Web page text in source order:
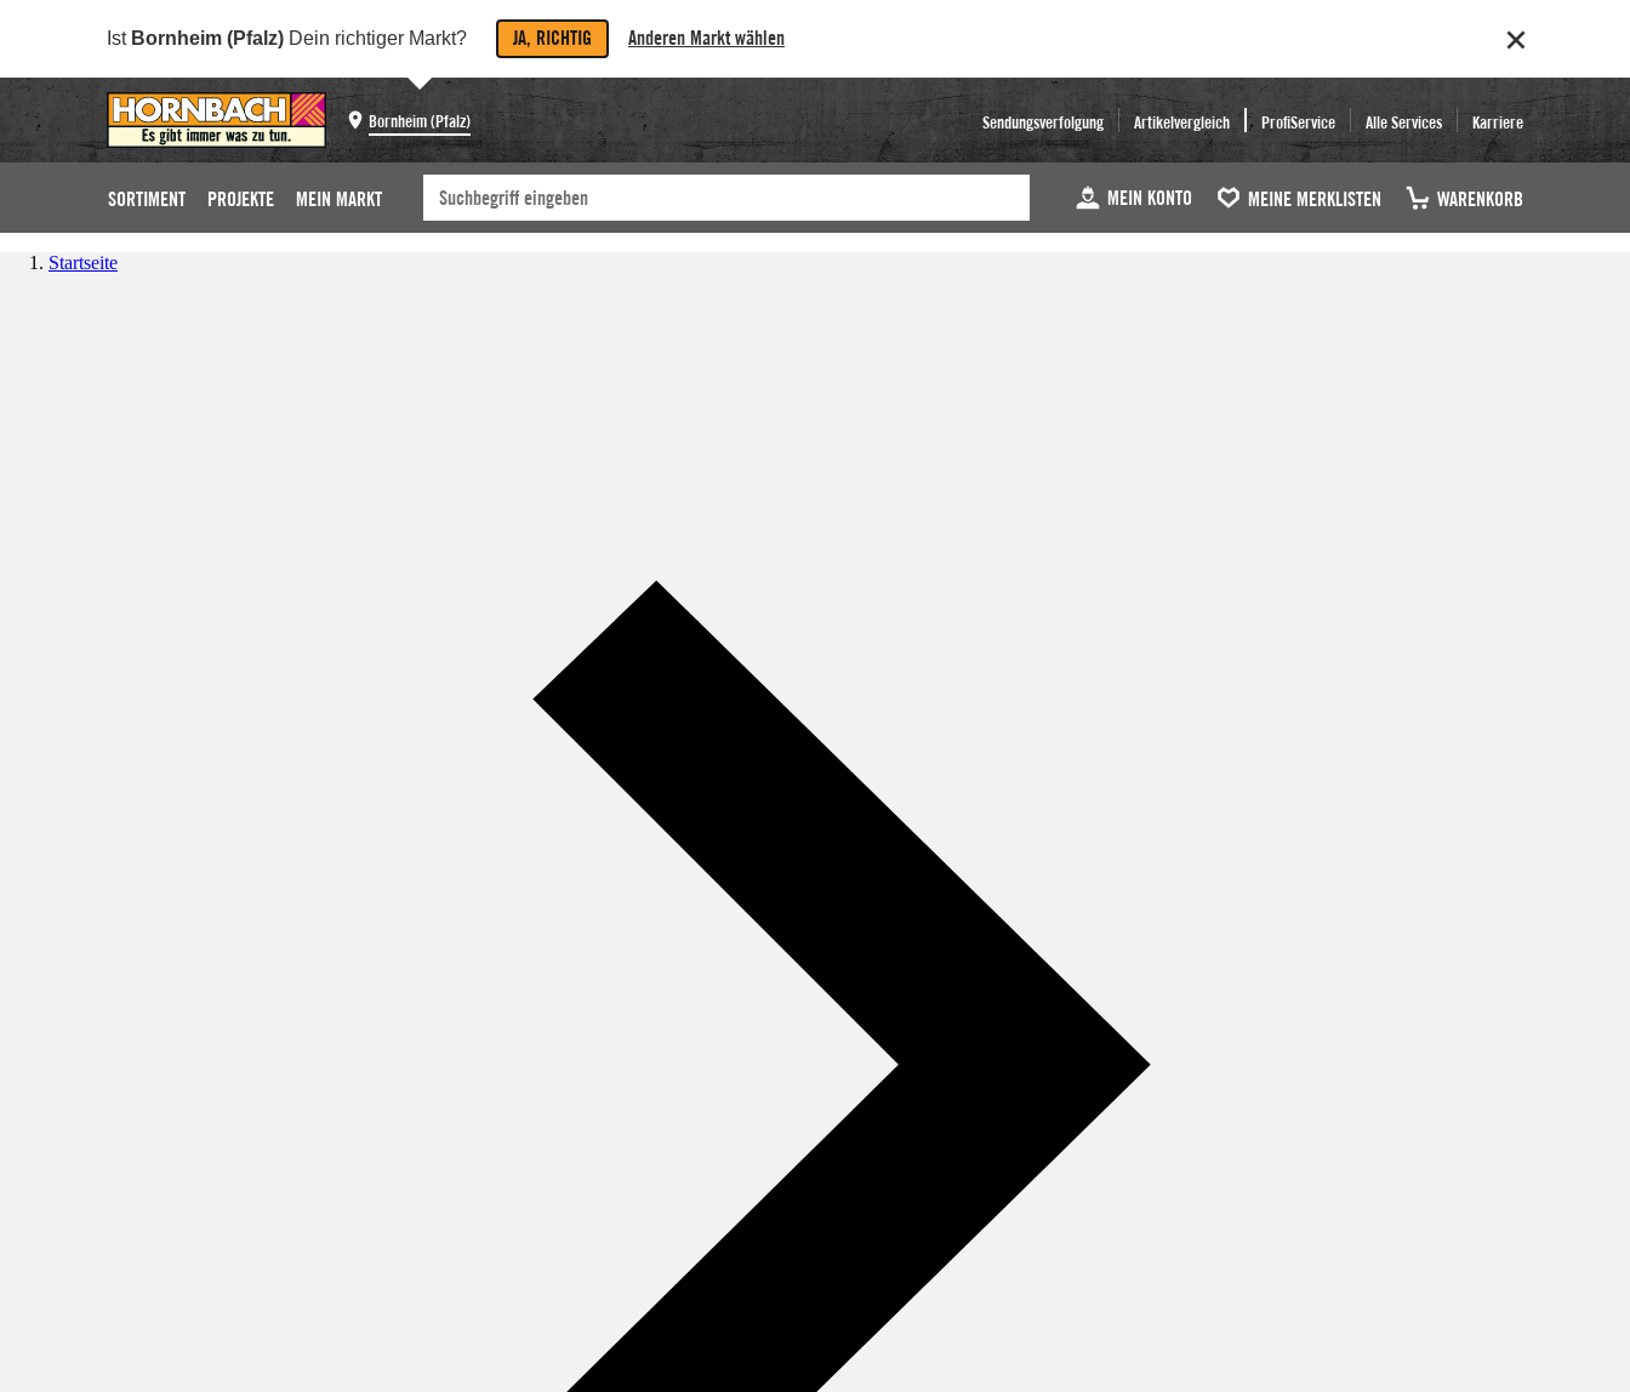
Ist Bornheim (Pfalz) Dein richtiger Markt? JA, RICHTIG Anderen Markt wählen
Bornheim (Pfalz) Sendungsverfolgung Artikelvergleich ProfiService Alle Services Karriere
SORTIMENT PROJEKTE MEIN MARKT MEIN KONTO MEINE MERKLISTEN WARENKORB
Startseite